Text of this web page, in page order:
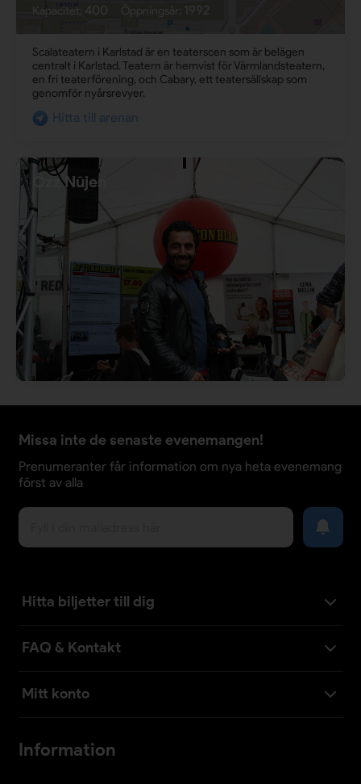
Kapacitet: 400 Öppningsår: 1992
Scalateatern i Karlstad är en teaterscen som är belägen
centralt i Karlstad. Teatern är hemvist för Värmlandsteatern,
en fri teaterförening, och Cabary, ett teatersällskap som
genomför nyårsrevyer.
Hitta till arenan
Özz Nûjen
Missa inte de senaste evenemangen!
Prenumeranter får information om nya heta evenemang
först av alla
Hitta biljetter till dig
FAQ & Kontakt
Mitt konto
Information